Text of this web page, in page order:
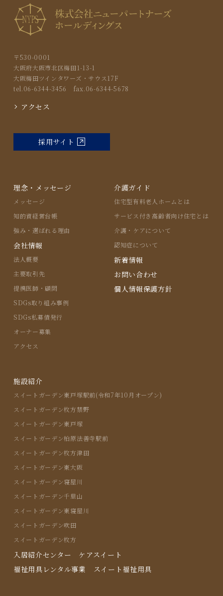
〒530-0001
大阪府大阪市北区梅田1-13-1
大阪梅田ツインタワーズ・サウス17F
tel.06-6344-3456 fax.06-6344-5678
アクセス
採用サイト
理念・メッセージ
メッセージ
知的資経営台帳
強み・選ばれる理由
会社情報
法人概要
主要取引先
提携医師・顧問
SDGs取り組み事例
SDGs私募債発行
オーナー募集
アクセス
介護ガイド
住宅型有料⽼⼈ホームとは
サービス付き⾼齢者向け住宅とは
介護・ケアについて
認知症について
新着情報
お問い合わせ
個人情報保護方針
施設紹介
スイートガーデン東戸塚駅前(令和7年10月オープン)
スイートガーデン枚方禁野
スイートガーデン東戸塚
スイートガーデン柏原法善寺駅前
スイートガーデン枚方津田
スイートガーデン東大阪
スイートガーデン寝屋川
スイートガーデン千里山
スイートガーデン東寝屋川
スイートガーデン吹田
スイートガーデン枚方
入居紹介センター ケアスイート
福祉用具レンタル事業 スイート福祉用具